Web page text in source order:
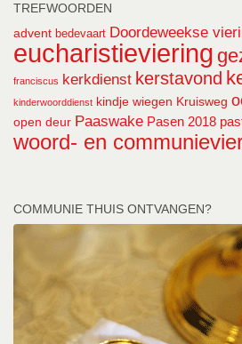
TREFWOORDEN
advent bedevaart Doordeweekse
eucharistieviering
franciscus kerkdienst kerstavond
kinderwoorddienst kindje wiegen Kruisweg
open deur Paaswake Pasen 2018
woord- en
COMMUNIE THUIS ONTVANGEN?